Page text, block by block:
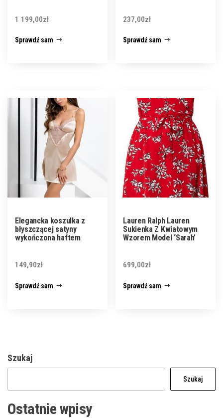
1 199,00zł
Sprawdź sam
237,00zł
Sprawdź sam
Elegancka koszulka z
błyszczącej satyny
wykończona haftem
149,90zł
Sprawdź sam
Lauren Ralph Lauren
Sukienka Z Kwiatowym
Wzorem Model ‘Sarah’
699,00zł
Sprawdź sam
Szukaj
Szukaj
Ostatnie wpisy